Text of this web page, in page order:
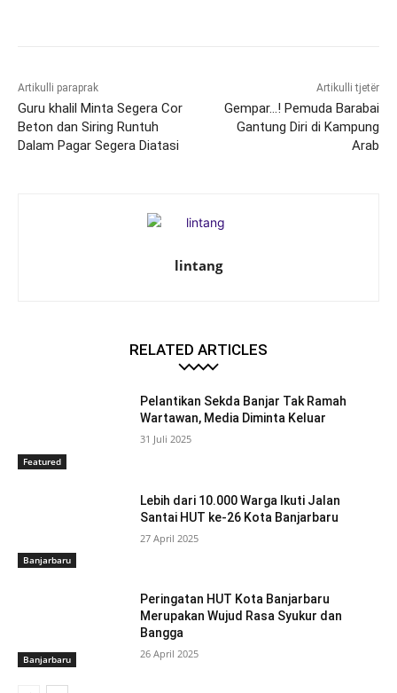
Artikulli paraprak
Guru khalil Minta Segera Cor
Beton dan Siring Runtuh
Dalam Pagar Segera Diatasi
Artikulli tjetër
Gempar…! Pemuda Barabai
Gantung Diri di Kampung
Arab
lintang
RELATED ARTICLES
Featured
Pelantikan Sekda Banjar Tak Ramah
Wartawan, Media Diminta Keluar
31 Juli 2025
Banjarbaru
Lebih dari 10.000 Warga Ikuti Jalan
Santai HUT ke-26 Kota Banjarbaru
27 April 2025
Banjarbaru
Peringatan HUT Kota Banjarbaru
Merupakan Wujud Rasa Syukur dan
Bangga
26 April 2025